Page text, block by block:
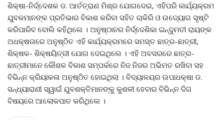
ଶିକ୍ଷା-ନିର୍ଦ୍ଦେଶକ ଡ. ଆର୍ତତ୍ରାଣ ମିଶ୍ର ଯୋଗଦେଇ, ଏହିପରି କାର୍ଯ୍ୟକ୍ରମ
ଯୁବକମାନଙ୍କ ପ୍ରତିଭାର ବିକାଶ କରିବା ସହିତ ଚାକିରି ଓ ଉଦ୍ୟୋଗ ସୃଷ୍ଟି
କରିପାରିବ ବୋଲି କହିଥିଲେ । ଅନୁଷ୍ଠାନର ନିର୍ଦ୍ଦେଶିକା ଇନ୍ଦୁମତୀ ରାୟଙ୍କ
ଅଧକ୍ଷତାରେ ଅନୁଷ୍ଠିତ ଏହି କାର୍ଯ୍ୟକ୍ରମରେ ସମସ୍ତ ଛାତ୍ର-ଛାତ୍ରୀ,
ଶିକ୍ଷକ- ଶିକ୍ଷୟିତ୍ରୀ ଯୋଗ ଦେଇଥିଲେ । ଏହି ଅବସରରେ ଛାତ୍ର-
ଛାତ୍ରୀମାନେ କୌଶଳ ବିକାଶ ସମ୍ପର୍କରେ ନିଜ ନିଜର ଅଭିମତ ରଖିବା ସହ
ବିଭିନ୍ନ କ୍ରିୟାକଳା ଅନୁଷ୍ଠିତ ହୋଇଥିଲା । ବିଦ୍ୟାଳୟର ଉପାଧକ୍ଷା ଡ.
ସନ୍ଧ୍ୟାରାଣୀ ସ୍ୱାଇଁ ଯୁବଶକ୍ତିମାନଙ୍କୁ କୁଶଳୀ ହେବାର ବିଭିନ୍ନ ଦିଗ
ବିଷୟରେ ଆଲୋକପାତ କରିଥିଲେ ।